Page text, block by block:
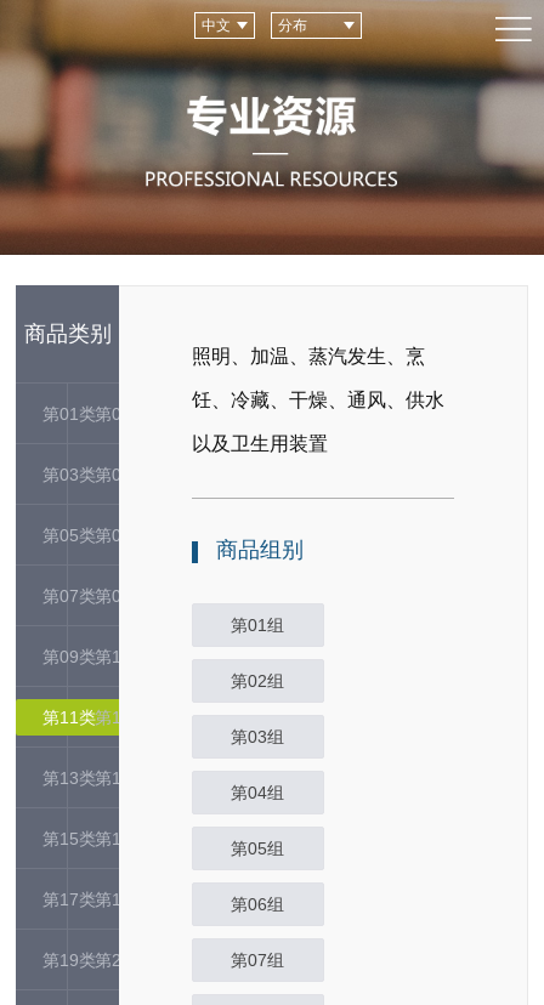
中文 分布
商品类别
第01类第02类
第03类第04类
第05类第06类
第07类第08类
第09类第10类
第11类第12类
第13类第14类
第15类第16类
第17类第18类
第19类第20类
照明、加温、蒸汽发生、烹
饪、冷藏、干燥、通风、供水
以及卫生用装置
商品组别
第01组
第02组
第03组
第04组
第05组
第06组
第07组